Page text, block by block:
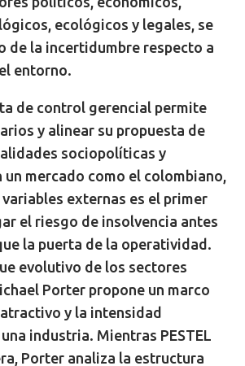
ecológicos y legales, se
de la incertidumbre respecto a
entorno.
de control gerencial permite
y alinear su propuesta de
sociopolíticas y
un mercado como el colombiano,
externas es el primer
el riesgo de insolvencia antes
la puerta de la operatividad.
evolutivo de los sectores
Porter propone un marco
y la intensidad
industria. Mientras PESTEL
Porter analiza la estructura